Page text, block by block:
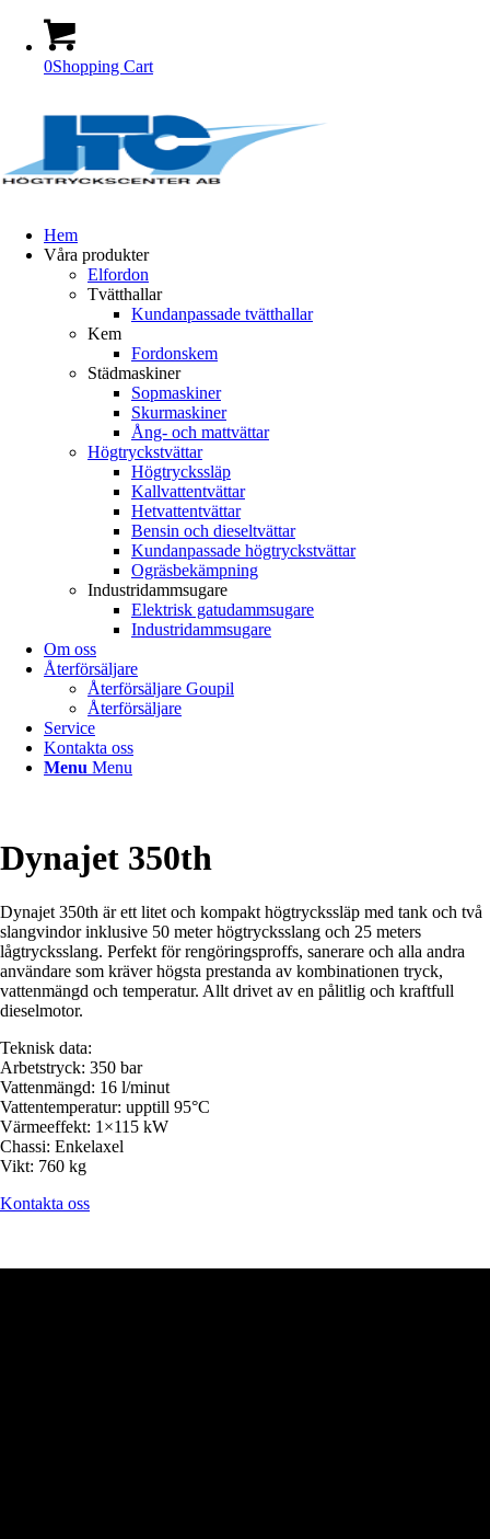
0Shopping Cart
Hem
Våra produkter
Elfordon
Tvätthallar
Kundanpassade tvätthallar
Kem
Fordonskem
Städmaskiner
Sopmaskiner
Skurmaskiner
Ång- och mattvättar
Högtryckstvättar
Högtryckssläp
Kallvattentvättar
Hetvattentvättar
Bensin och dieseltvättar
Kundanpassade högtryckstvättar
Ogräsbekämpning
Industridammsugare
Elektrisk gatudammsugare
Industridammsugare
Om oss
Återförsäljare
Återförsäljare Goupil
Återförsäljare
Service
Kontakta oss
Menu Menu
Dynajet 350th
Dynajet 350th är ett litet och kompakt högtryckssläp med tank och två
slangvindor inklusive 50 meter högtrycksslang och 25 meters
lågtrycksslang. Perfekt för rengöringsproffs, sanerare och alla andra
användare som kräver högsta prestanda av kombinationen tryck,
vattenmängd och temperatur. Allt drivet av en pålitlig och kraftfull
dieselmotor.
Teknisk data:
Arbetstryck: 350 bar
Vattenmängd: 16 l/minut
Vattentemperatur: upptill 95°C
Värmeeffekt: 1×115 kW
Chassi: Enkelaxel
Vikt: 760 kg
Kontakta oss